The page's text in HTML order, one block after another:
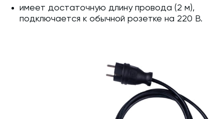
имеет достаточную длину провода (2 м),
подключается к обычной розетке на 220 В.